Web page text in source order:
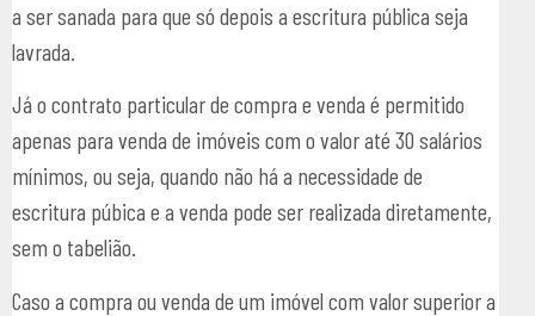
a ser sanada para que só depois a escritura pública seja
lavrada.
Já o contrato particular de compra e venda é permitido
apenas para venda de imóveis com o valor até 30 salários
mínimos, ou seja, quando não há a necessidade de
escritura púbica e a venda pode ser realizada diretamente,
sem o tabelião.
Caso a compra ou venda de um imóvel com valor superior a